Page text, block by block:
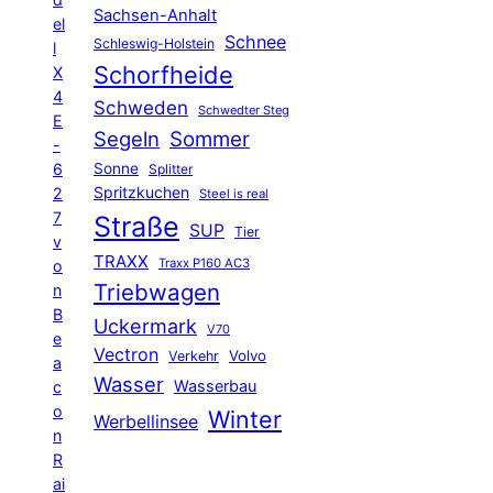
el
l
X
4
E
-
6
2
7
v
o
n
B
e
a
c
o
n
R
ai
Sachsen-Anhalt
Schleswig-Holstein Schnee
Schorfheide
Schweden Schwedter Steg
Segeln Sommer
Sonne Splitter
Spritzkuchen Steel is real
Straße SUP Tier
TRAXX Traxx P160 AC3
Triebwagen
Uckermark V70
Vectron Verkehr Volvo
Wasser Wasserbau
Werbellinsee Winter